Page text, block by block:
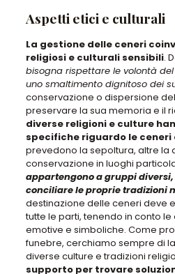
Aspetti etici e culturali
La gestione delle ceneri
religiosi e culturali sensibili.
bisogna rispettare le volontà
uno smaltimento dignitoso dei
conservazione o dispersione
preservare la sua memoria e il
diverse religioni e culture
specifiche riguardo le
prevedono la sepoltura, altre la
conservazione in luoghi
appartengono a gruppi
conciliare le proprie tradizioni
destinazione delle ceneri deve
tutte le parti, tenendo in conto
emotive e simboliche. Come
funebre, cerchiamo sempre di
diverse culture e tradizioni
supporto per trovare